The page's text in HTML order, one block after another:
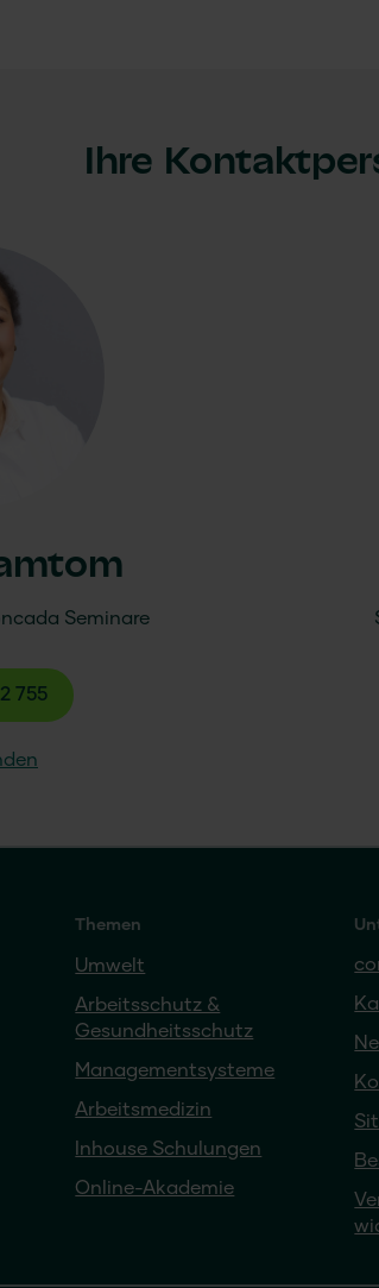
Ihre
Seminare
755
Themen
Umwelt
Arbeitsschutz &
Gesundheitsschutz
Managementsysteme
Arbeitsmedizin
Inhouse Schulungen
Online-Akademie